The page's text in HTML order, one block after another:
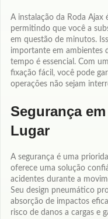
A instalação da Roda Ajax
permitindo que você a
em questão de minutos.
importante em ambientes
tempo é essencial. Com
fixação fácil, você pode
operações não sejam
Segurança
Lugar
A segurança é uma
oferece uma solução
acidentes durante a
Seu design pneumático
absorção de impactos
risco de danos a cargas e